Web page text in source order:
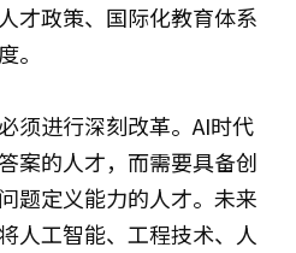
才政策、国际化教育体系
。
须进行深刻改革。AI时代
案的人才，而需要具备创
题定义能力的人才。未来
人工智能、工程技术、人